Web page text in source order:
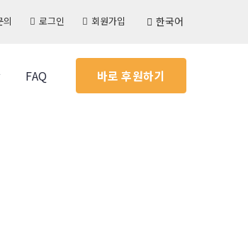
의 로그인 회원가입 한국어
FAQ 바로 후원하기